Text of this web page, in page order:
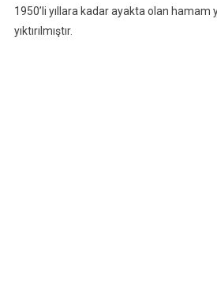
1950’li yıllara kadar ayakta olan hamam
yıktırılmıştır.